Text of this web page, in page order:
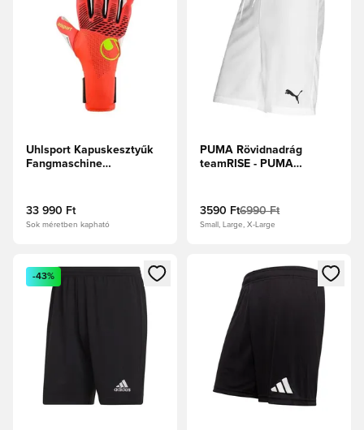
Uhlsport Kapuskesztyűk
Fangmaschine
33 990 Ft
Sok méretben kapható
PUMA Rövidnadrág
teamRISE - PUMA
3590 Ft6990 Ft
Small, Large, X-Large
Megnyit egy modált a bejelentkezéshez vagy a tagként
-43%
Megnyit egy modált a